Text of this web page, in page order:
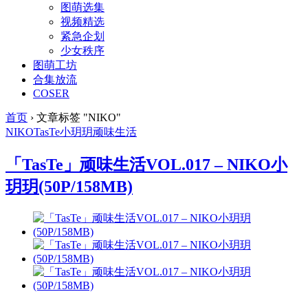
图萌选集
视频精选
紧急企划
少女秩序
图萌工坊
合集放流
COSER
首页 › 文章标签 "NIKO"
NIKOTasTe小玥玥顽味生活
「TasTe」顽味生活VOL.017 – NIKO小
玥玥(50P/158MB)